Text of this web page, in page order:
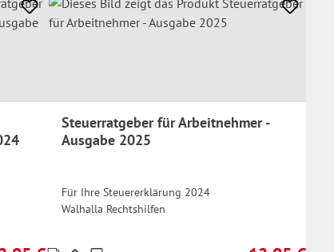
Steuerratgeber für Arbeitnehmer -
Ausgabe 2025
Für Ihre Steuererklärung 2024
Walhalla Rechtshilfen